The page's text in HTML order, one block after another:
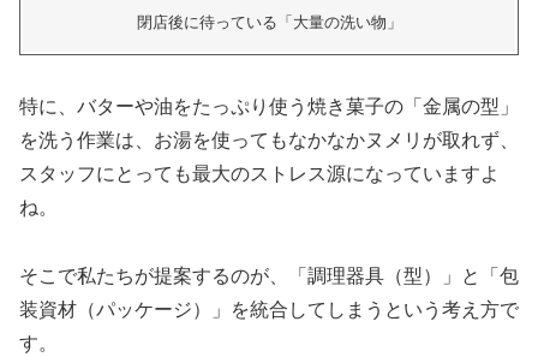
閉店後に待っている「大量の洗い物」
特に、バターや油をたっぷり使う焼き菓子の「金属の型」
を洗う作業は、お湯を使ってもなかなかヌメリが取れず、
スタッフにとっても最大のストレス源になっていますよ
ね。
そこで私たちが提案するのが、「調理器具（型）」と「包
装資材（パッケージ）」を統合してしまうという考え方で
す。